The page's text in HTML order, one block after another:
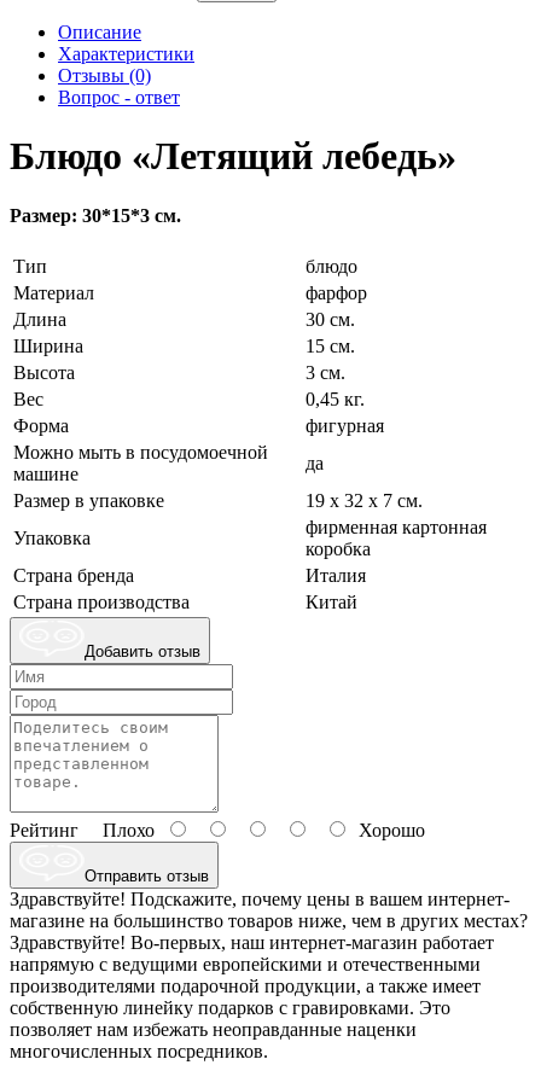
Описание
Характеристики
Отзывы (0)
Вопрос - ответ
Блюдо «Летящий лебедь»
Размер: 30*15*3 см.
Тип
блюдо
Материал
фарфор
Длина
30 см.
Ширина
15 см.
Высота
3 см.
Вес
0,45 кг.
Форма
фигурная
Можно мыть в посудомоечной
машине
да
Размер в упаковке
19 х 32 х 7 см.
Упаковка
фирменная картонная
коробка
Страна бренда
Италия
Страна производства
Китай
Добавить отзыв
Рейтинг Плохо Хорошо
Отправить отзыв
Здравствуйте! Подскажите, почему цены в вашем интернет-
магазине на большинство товаров ниже, чем в других местах?
Здравствуйте! Во-первых, наш интернет-магазин работает
напрямую с ведущими европейскими и отечественными
производителями подарочной продукции, а также имеет
собственную линейку подарков с гравировками. Это
позволяет нам избежать неоправданные наценки
многочисленных посредников.